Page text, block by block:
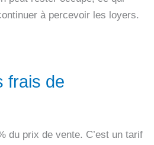
à percevoir les loyers.
frais de
du prix de vente. C’est un tarif